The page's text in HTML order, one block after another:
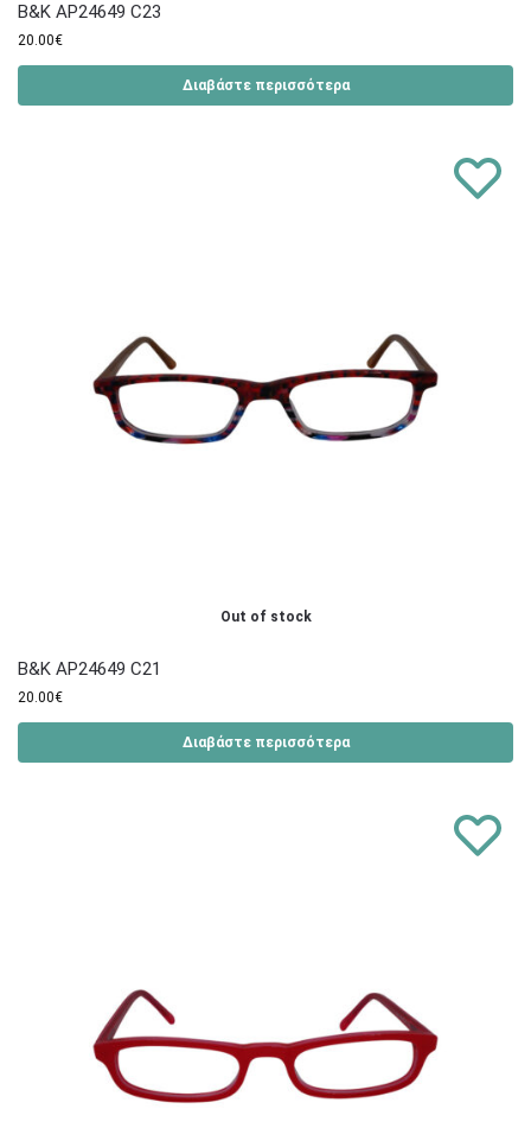
B&K AP24649 C23
20.00€
Διαβάστε περισσότερα
Out of stock
B&K AP24649 C21
20.00€
Διαβάστε περισσότερα